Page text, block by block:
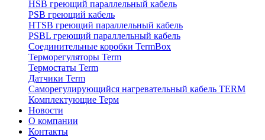
HSB греющий параллельный кабель
PSB греющий кабель
HTSB греющий параллельный кабель
PSBL греющий параллельный кабель
Соединительные коробки TermBox
Терморегуляторы Term
Термостаты Term
Датчики Term
Саморегулирующийся нагревательный кабель TERM
Комплектующие Терм
Новости
О компании
Контакты